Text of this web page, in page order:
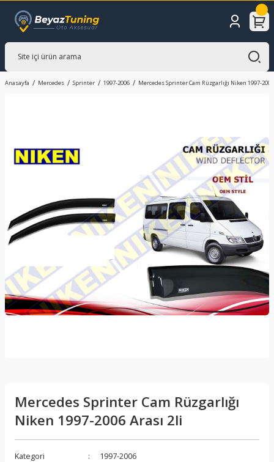
Anasayfa Mercedes Sprinter 1997-2006 Mercedes Sprinter Cam Rüzgarlığı Niken 1997-
Mercedes Sprinter Cam Rüzgarlığı
Niken 1997-2006 Arası 2li
Kategori
1997-2006